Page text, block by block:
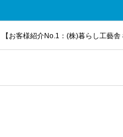
【お客様紹介No.1：(株)暮らし工藝